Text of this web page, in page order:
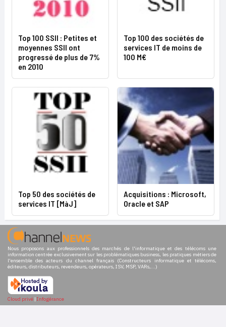
Top 100 SSII : Petites et
moyennes SSII ont
progressé de plus de 7%
en 2010
Top 100 des sociétés de
services IT de moins de
100 M€
Top 50 des sociétés de
services IT [MàJ]
Acquisitions : Microsoft,
Oracle et SAP
Nous proposons aux professionnels des marchés de l'informatique et des télécoms une
information centrée exclusivement sur les problématiques business, les pratiques métiers de
l'ensemble des acteurs du channel français (Constructeurs informatique et télécoms,
éditeurs, distributeurs, revendeurs, opérateurs, ISV, MSP, VARs,...)
Cloud privé | Infogérance